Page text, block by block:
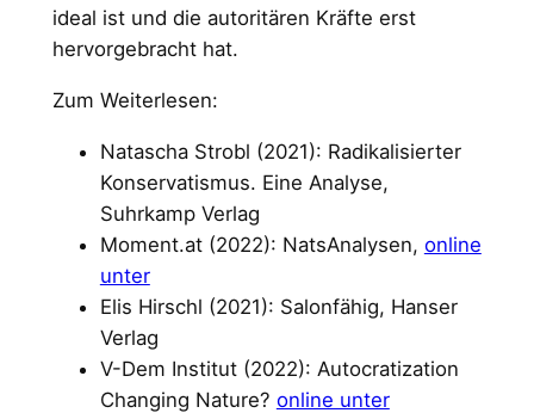
ideal ist und die autoritären Kräfte erst
hervorgebracht hat.
Zum Weiterlesen:
Natascha Strobl (2021): Radikalisierter
Konservatismus. Eine Analyse,
Suhrkamp Verlag
Moment.at (2022): NatsAnalysen, online
unter
Elis Hirschl (2021): Salonfähig, Hanser
Verlag
V-Dem Institut (2022): Autocratization
Changing Nature? online unter